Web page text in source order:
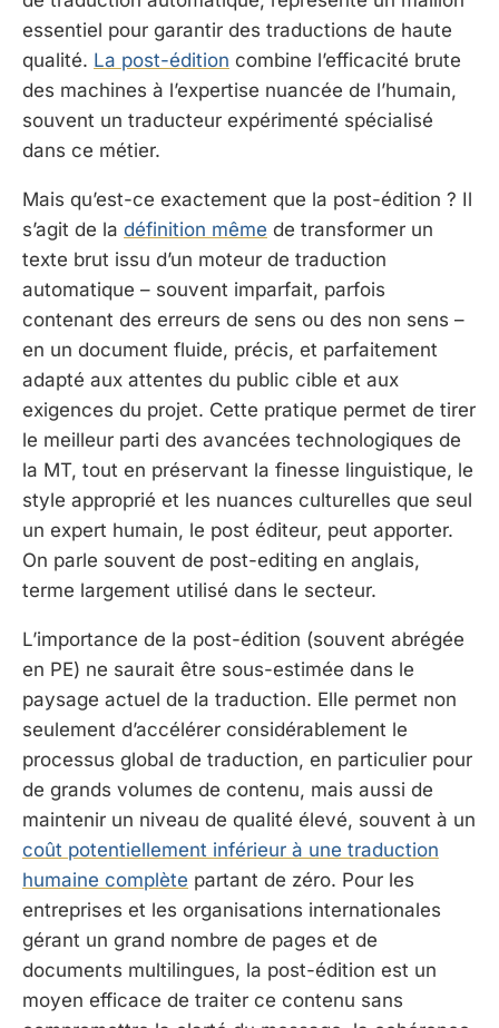
essentiel pour garantir des traductions de haute
qualité. La post-édition combine l’efficacité brute
des machines à l’expertise nuancée de l’humain,
souvent un traducteur expérimenté spécialisé
dans ce métier.
Mais qu’est-ce exactement que la post-édition ? Il
s’agit de la définition même de transformer un
texte brut issu d’un moteur de traduction
automatique – souvent imparfait, parfois
contenant des erreurs de sens ou des non sens –
en un document fluide, précis, et parfaitement
adapté aux attentes du public cible et aux
exigences du projet. Cette pratique permet de tirer
le meilleur parti des avancées technologiques de
la MT, tout en préservant la finesse linguistique, le
style approprié et les nuances culturelles que seul
un expert humain, le post éditeur, peut apporter.
On parle souvent de post-editing en anglais,
terme largement utilisé dans le secteur.
L’importance de la post-édition (souvent abrégée
en PE) ne saurait être sous-estimée dans le
paysage actuel de la traduction. Elle permet non
seulement d’accélérer considérablement le
processus global de traduction, en particulier pour
de grands volumes de contenu, mais aussi de
maintenir un niveau de qualité élevé, souvent à un
coût potentiellement inférieur à une traduction
humaine complète partant de zéro. Pour les
entreprises et les organisations internationales
gérant un grand nombre de pages et de
documents multilingues, la post-édition est un
moyen efficace de traiter ce contenu sans